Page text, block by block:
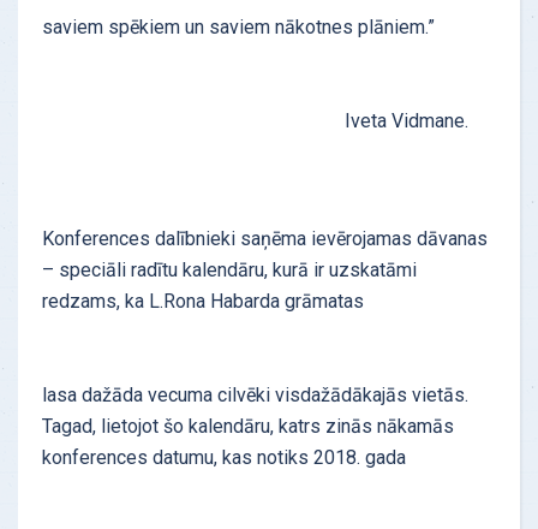
saviem spēkiem un saviem nākotnes plāniem.”
Iveta Vidmane.
Konferences dalībnieki saņēma ievērojamas dāvanas
– speciāli radītu kalendāru, kurā ir uzskatāmi
redzams, ka L.Rona Habarda grāmatas
lasa dažāda vecuma cilvēki visdažādākajās vietās.
Tagad, lietojot šo kalendāru, katrs zinās nākamās
konferences datumu, kas notiks 2018. gada